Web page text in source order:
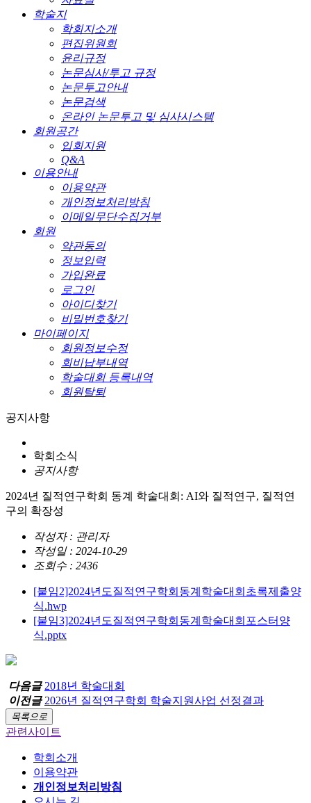
학술지
학회지소개
편집위원회
윤리규정
논문심사/투고 규정
논문투고안내
논문검색
온라인 논문투고 및 심사시스템
회원공간
입회지원
Q&A
이용안내
이용약관
개인정보처리방침
이메일무단수집거부
회원
약관동의
정보입력
가입완료
로그인
아이디찾기
비밀번호찾기
마이페이지
회원정보수정
회비납부내역
학술대회 등록내역
회원탈퇴
공지사항
학회소식
공지사항
2024년 질적연구학회 동계 학술대회: AI와 질적연구, 질적연
구의 확장성
작성자 : 관리자
작성일 : 2024-10-29
조회수 : 2436
[붙임2]2024년도질적연구학회동계학술대회초록제출양
식.hwp
[붙임3]2024년도질적연구학회동계학술대회포스터양
식.pptx
다음글 2018년 학술대회
이전글 2026년 질적연구학회 학술지원사업 선정결과
목록으로
관련사이트
학회소개
이용약관
개인정보처리방침